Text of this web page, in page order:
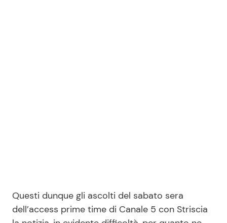
Questi dunque gli ascolti del sabato sera
dell’access prime time di Canale 5 con Striscia